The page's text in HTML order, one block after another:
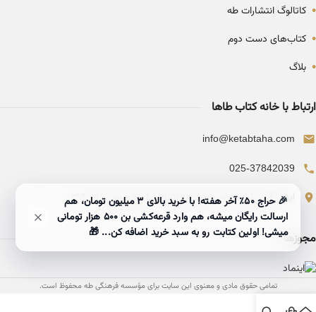
• کاتالوگ انتشارات طه
• کتاب‌های دست دوم
• بلاگ
ارتباط با خانه کتاب طاها
info@ketabtaha.com
025-37842039
ایران، قم، بلوار معلم، مجتمع ناشران، طبقه سوم، واحد ۳۱۴
مجوزها
تمامی حقوق مادی و معنوی این سایت برای مؤسسه فرهنگی طه محفوظ است.
🎉 حراج ۵۰٪ آخر هفته! با خرید بالای 3 میلیون تومان، هم
ارسالت رایگان میشه، هم وارد قرعه‌کشی بن ۵۰۰ هزار تومانی
میشی! اولین کتابت رو به سبد خرید اضافه کن... 🎁